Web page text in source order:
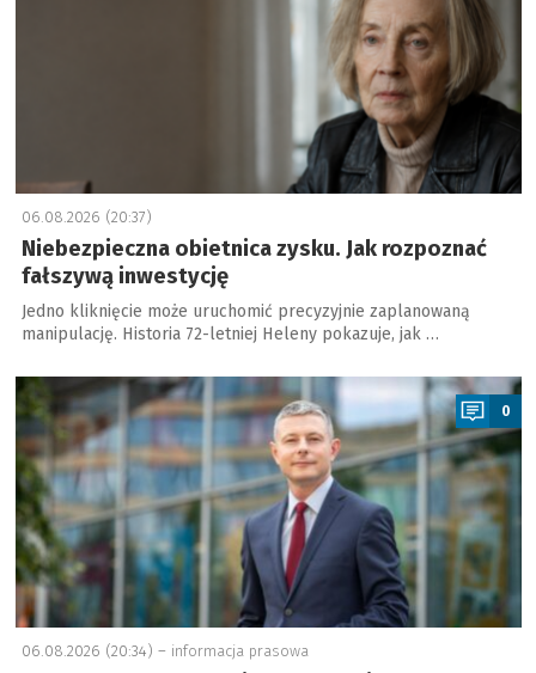
06.08.2026 (20:37)
Niebezpieczna obietnica zysku. Jak rozpoznać
fałszywą inwestycję
Jedno kliknięcie może uruchomić precyzyjnie zaplanowaną
manipulację. Historia 72-letniej Heleny pokazuje, jak …
a
0
06.08.2026 (20:34) – informacja prasowa